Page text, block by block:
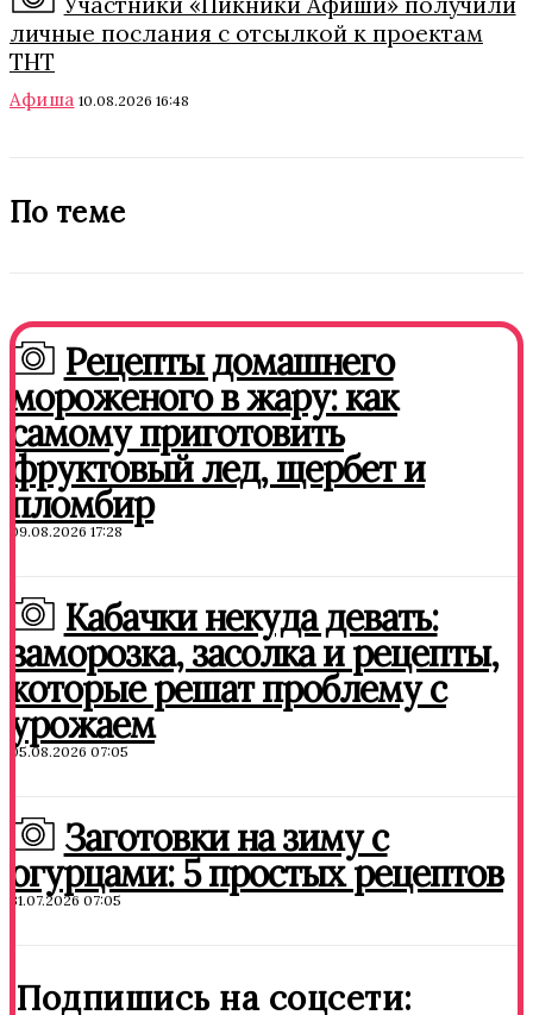
личные послания с отсылкой к проектам
ТНТ
Афиша 10.08.2026 16:48
По теме
Рецепты домашнего
мороженого в жару: как
самому приготовить
фруктовый лед, щербет и
пломбир
09.08.2026 17:28
Кабачки некуда девать:
заморозка, засолка и рецепты,
которые решат проблему с
урожаем
05.08.2026 07:05
Заготовки на зиму с
огурцами: 5 простых рецептов
31.07.2026 07:05
Подпишись на соцсети: